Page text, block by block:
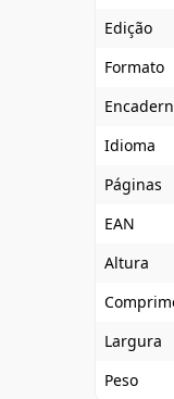
Edição
Formato
Idioma
Páginas
EAN
Altura
Largura
Peso